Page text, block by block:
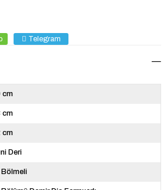
Telegram
cm
cm
cm
Deri
Bölmeli